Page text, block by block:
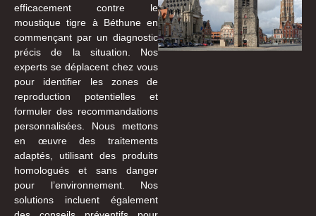
efficacement contre le
moustique tigre à Béthune en
commençant par un diagnostic
précis de la situation. Nos
experts se déplacent chez vous
pour identifier les zones de
reproduction potentielles et
formuler des recommandations
personnalisées. Nous mettons
en œuvre des traitements
adaptés, utilisant des produits
homologués et sans danger
pour l’environnement. Nos
solutions incluent également